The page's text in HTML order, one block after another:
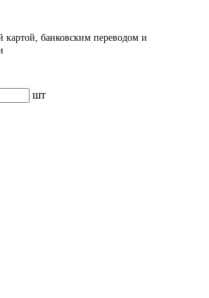
банковским переводом и
шт